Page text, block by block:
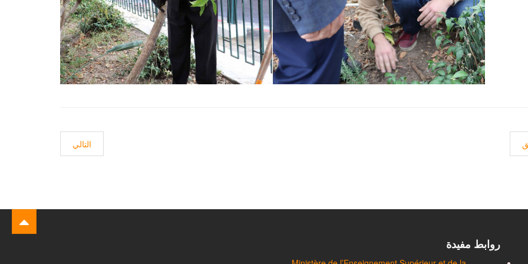
السابق: اجتماع تنسيقي بين منسقي لجنة مرئية و رقمنة الجامعة و خلية الاتصال المقال التالي: زيارة
التالي
روابط مفيدة